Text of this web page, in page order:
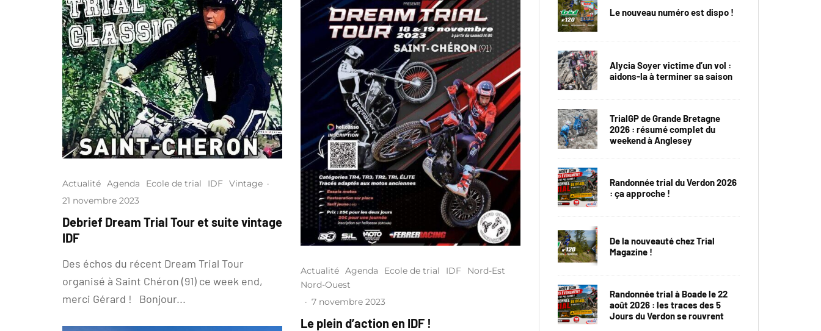
Actualité Agenda Ecole de trial IDF Vintage ·
21 novembre 2023
Debrief Dream Trial Tour et suite vintage
IDF
Des échos du récent Dream Trial Tour
organisé à Saint Chéron (91) ce week end,
merci Gérard ! Bonjour...
Actualité Agenda Ecole de trial IDF
Nord-Est
Nord-Ouest
· 7 novembre 2023
Le plein d’action en IDF !
Le nouveau numéro est dispo !
Alycia Soyer victime d’un vol :
aidons-la à terminer sa saison
TrialGP de Grande Bretagne
2026 : résumé complet du
weekend à Anglesey
Randonnée trial du Verdon 2026
: ça approche !
De la nouveauté chez Trial
Magazine !
Randonnée trial à Boade le 22
août 2026 : les traces des 5
Jours du Verdon se rouvrent